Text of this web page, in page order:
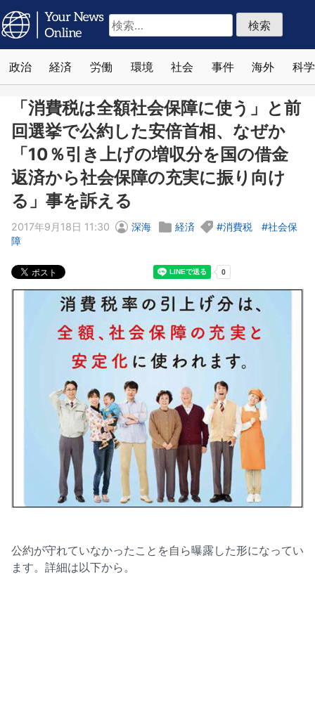
検
索:
政治 経済 労働 環境 社会 事件 海外 科学
「消費税は全額社会保障に使う」と前
回選挙で公約した安倍首相、なぜか
「10％引き上げの増収分を国の借金
返済から社会保障の充実に振り向け
る」事を訴える
2017年9月18日 11:30 深海 経済 消費税
社会保
障
公約が守れていなかったことを自ら曝露した形になってい
ます。詳細は以下から。